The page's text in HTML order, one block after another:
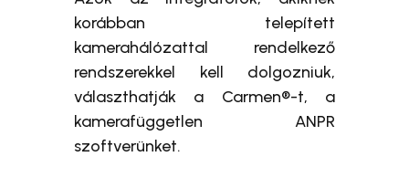
korábban telepített
kamerahálózattal rendelkező
rendszerekkel kell dolgozniuk,
választhatják a Carmen®-t, a
kamerafüggetlen ANPR
szoftverünket.